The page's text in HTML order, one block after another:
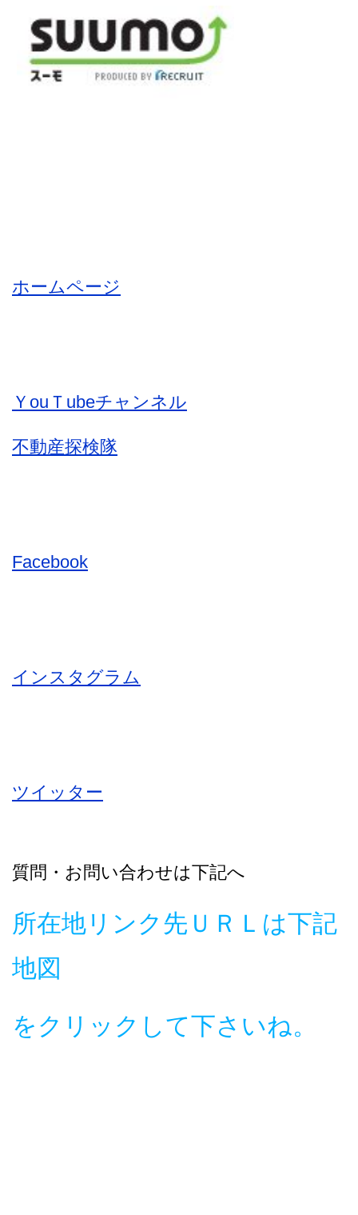
ホームページ
ＹouＴubeチャンネル
不動産探検隊
Facebook
インスタグラム
ツイッター
質問・お問い合わせは下記へ
所在地リンク先ＵＲＬは下記
地図
をクリックして下さいね。